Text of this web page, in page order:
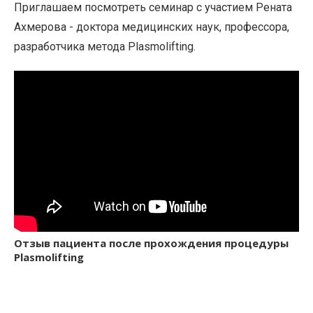
Приглашаем посмотреть семинар с участием Рената
Ахмерова - доктора медицинских наук, профессора,
разработчика метода Plasmolifting.
Отзыв пациента после прохождения процедуры
Plasmolifting